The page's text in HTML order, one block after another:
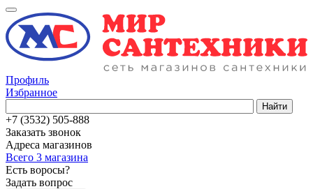
Профиль
Избранное
Найти
+7 (3532) 505-888
Заказать звонок
Адреса магазинов
Всего 3 магазина
Есть воросы?
Задать вопрос